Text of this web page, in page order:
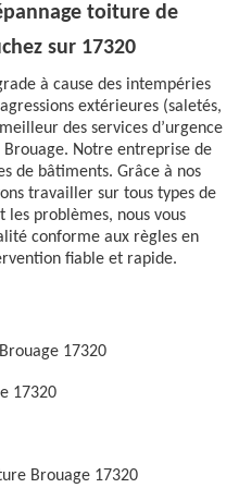
toiture de
sur 17320
à cause des intempéries
extérieures (saletés,
des services d’urgence
Notre entreprise de
de bâtiments. Grâce à nos
travailler sur tous types de
les problèmes, nous vous
conforme aux règles en
fiable et rapide.
17320
17320
Brouage 17320